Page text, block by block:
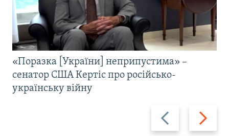
Назад Вперед
«Поразка [України] неприпустима» –
сенатор США Кертіс про російсько-
українську війну